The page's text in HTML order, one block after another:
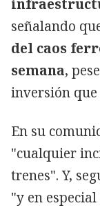
señalando
del caos
semana,
inversión que
En su
"cualquier
trenes". Y,
"y en